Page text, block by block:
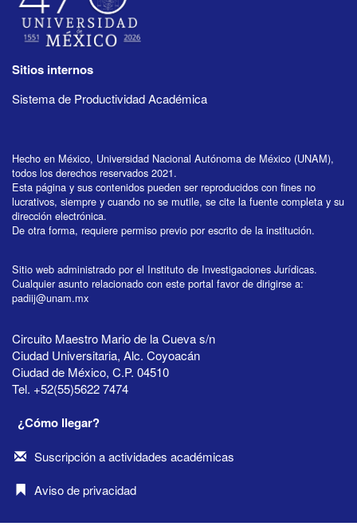
Sitios internos
Sistema de Productividad Académica
Hecho en México, Universidad Nacional Autónoma de México (UNAM),
todos los derechos reservados 2021.
Esta página y sus contenidos pueden ser reproducidos con fines no
lucrativos, siempre y cuando no se mutile, se cite la fuente completa y su
dirección electrónica.
De otra forma, requiere permiso previo por escrito de la institución.
Sitio web administrado por el Instituto de Investigaciones Jurídicas.
Cualquier asunto relacionado con este portal favor de dirigirse a:
padiij@unam.mx
Circuito Maestro Mario de la Cueva s/n
Ciudad Universitaria, Alc. Coyoacán
Ciudad de México, C.P. 04510
Tel. +52(55)5622 7474
¿Cómo llegar?
Suscripción a actividades académicas
Aviso de privacidad